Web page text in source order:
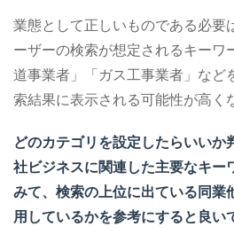
業態として正しいものである必要
ーザーの検索が想定されるキーワ
道事業者」「ガス工事業者」など
索結果に表示される可能性が高く
どのカテゴリを設定したらいいか
社ビジネスに関連した主要なキー
みて、検索の上位に出ている同業
用しているかを参考にすると良い